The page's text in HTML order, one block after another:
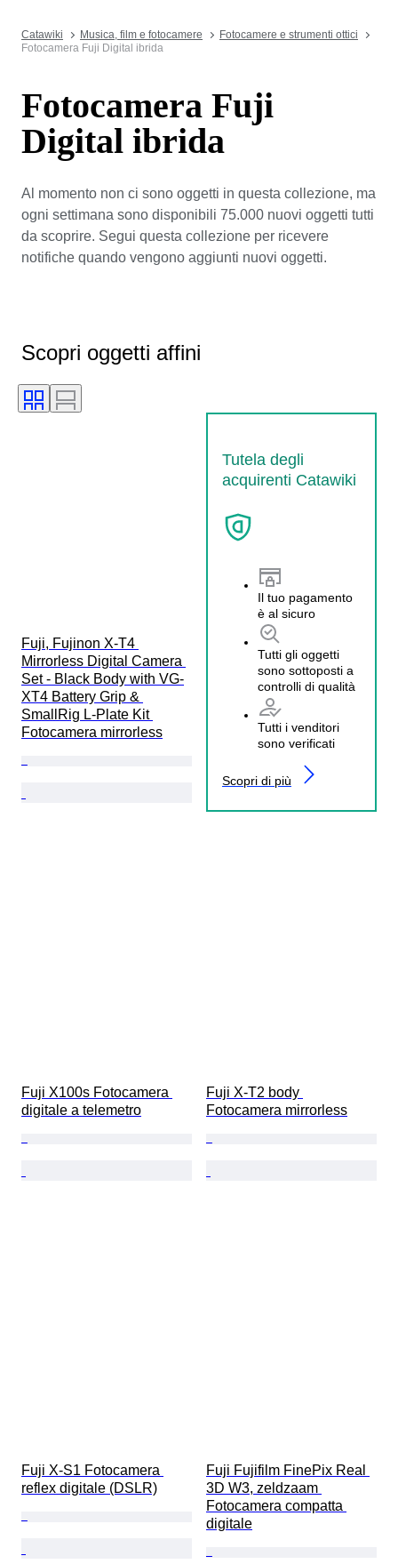
Catawiki Musica, film e fotocamere
Fotocamere e strumenti ottici
Fotocamera Fuji Digital ibrida
Fotocamera Fuji
Digital ibrida
Al momento non ci sono oggetti in questa collezione, ma
ogni settimana sono disponibili 75.000 nuovi oggetti tutti
da scoprire. Segui questa collezione per ricevere
notifiche quando vengono aggiunti nuovi oggetti.
Scopri oggetti affini
Tutela degli
acquirenti Catawiki
Il tuo pagamento
è al sicuro
Tutti gli oggetti
sono sottoposti a
controlli di qualità
Tutti i venditori
sono verificati
Scopri di più
Fuji, Fujinon X-T4
Mirrorless Digital Camera
Set - Black Body with VG-
XT4 Battery Grip &
SmallRig L-Plate Kit
Fotocamera mirrorless
Fuji X100s Fotocamera
digitale a telemetro
Fuji X-T2 body
Fotocamera mirrorless
Fuji X-S1 Fotocamera
reflex digitale (DSLR)
Fuji Fujifilm FinePix Real
3D W3, zeldzaam
Fotocamera compatta
digitale